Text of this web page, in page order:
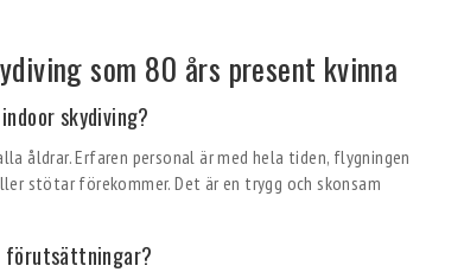
som 80 års present kvinna
skydiving?
åldrar. Erfaren personal är med hela tiden, flygningen
stötar förekommer. Det är en trygg och skonsam
förutsättningar?